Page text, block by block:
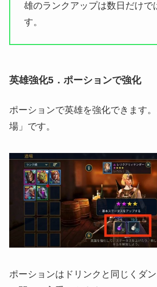
雄のランクアップは数日だけで
す。
英雄強化5．ポーションで強化
ポーションで英雄を強化できます
場」です。
ポーションはドリンクと同じくダ